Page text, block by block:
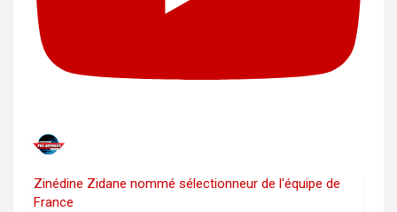
Zinédine Zidane nommé sélectionneur de l'équipe de
France